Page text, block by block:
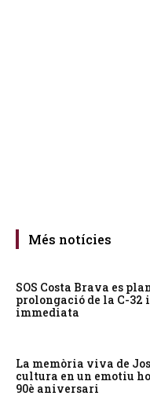
Més notícies
SOS Costa Brava es
prolongació de la C-
immediata
La memòria viva de
cultura en un emotiu
90è aniversari